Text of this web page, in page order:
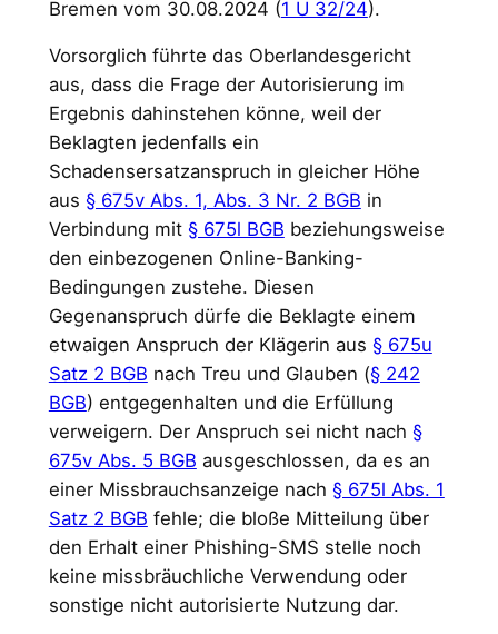
Bremen vom 30.08.2024 (1 U 32/24).
Vorsorglich führte das Oberlandesgericht
aus, dass die Frage der Autorisierung im
Ergebnis dahinstehen könne, weil der
Beklagten jedenfalls ein
Schadensersatzanspruch in gleicher Höhe
aus § 675v Abs. 1, Abs. 3 Nr. 2 BGB in
Verbindung mit § 675l BGB beziehungsweise
den einbezogenen Online-Banking-
Bedingungen zustehe. Diesen
Gegenanspruch dürfe die Beklagte einem
etwaigen Anspruch der Klägerin aus § 675u
Satz 2 BGB nach Treu und Glauben (§ 242
BGB) entgegenhalten und die Erfüllung
verweigern. Der Anspruch sei nicht nach §
675v Abs. 5 BGB ausgeschlossen, da es an
einer Missbrauchsanzeige nach § 675l Abs. 1
Satz 2 BGB fehle; die bloße Mitteilung über
den Erhalt einer Phishing-SMS stelle noch
keine missbräuchliche Verwendung oder
sonstige nicht autorisierte Nutzung dar.